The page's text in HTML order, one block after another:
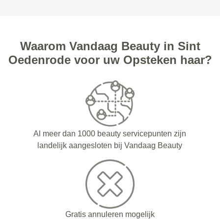
Waarom Vandaag Beauty in Sint
Oedenrode voor uw Opsteken haar?
Al meer dan 1000 beauty servicepunten zijn
landelijk aangesloten bij Vandaag Beauty
Gratis annuleren mogelijk